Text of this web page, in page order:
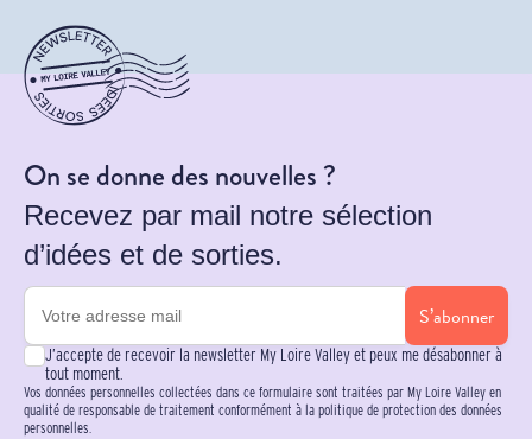
On se donne des nouvelles ?
Recevez par mail notre sélection
d’idées et de sorties.
S’abonner
J’accepte de recevoir la newsletter My Loire Valley et peux me désabonner à
tout moment.
Vos données personnelles collectées dans ce formulaire sont traitées par My Loire Valley en
qualité de responsable de traitement conformément à la politique de protection des données
personnelles.